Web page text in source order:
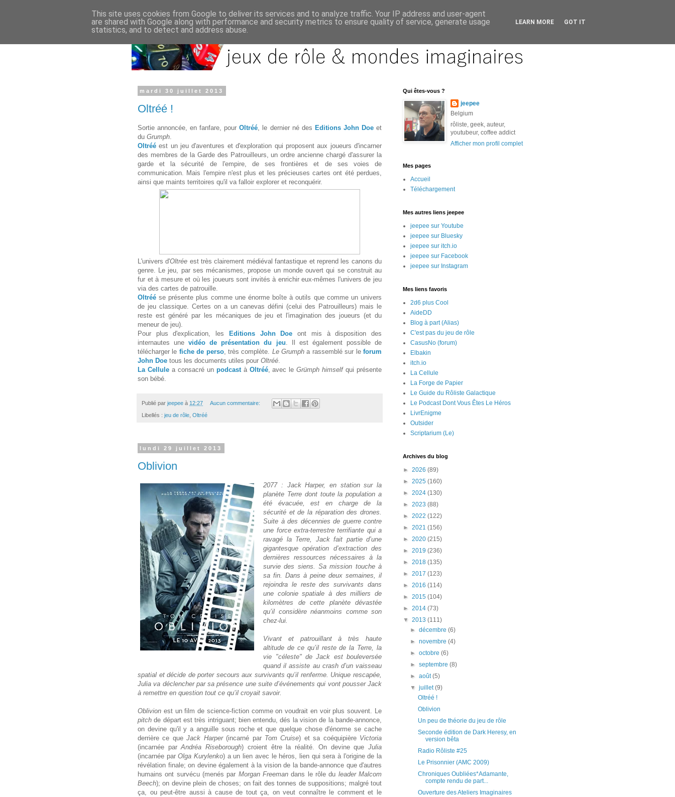
mardi 30 juillet 2013
Oltréé !
Sortie annoncée, en fanfare, pourOltréé , le dernier né des Editions John Doeet
du Grumph
Oltréé est un jeu d'aventures et d'exploration qui proposent aux joueurs d'incarner
des membres de la Garde des Patrouilleurs, un ordre ancienne chargé d'assurer la
garde et la sécurité de l'empire, de ses frontières et de ses voies de
communication. Mais l'empire n'est plus et les précieuses cartes ont été perdues,
ainsi que maints territoires qu'il va falloir explorer et reconquérir.
L'univers d'Oltrée est très clairement médiéval fantastique et reprend les canons du
genre. Le jeu, par ses mécanismes, propose un monde ouvert qui se construit au
fur et à mesure et où les joueurs sont invités à enrichir eux-mêmes l'univers de jeu
via des cartes de patrouille.
Oltréé se présente plus comme une énorme boîte à outils que comme un univers
de jeu classique. Certes on a un canevas défini (celui des Patrouilleurs) mais le
reste est généré par les mécaniques de jeu et l'imagination des joueurs (et du
meneur de jeu).
Pour plus d'explication, les Editions John Doe ont mis à disposition des
internautes unevidéo de présentation du jeu . Il est également possible de
télécharger le fiche de perso, très complète. Le Grumph a rassemblé sur le forum
John Doe tous les documents utiles pour Oltréé
La Cellulea consacré un podcast à Oltréé, avec leGrümph himselfqui présente
son bébé.
Publié par jeepee à 12:27 Aucun commentaire:
Libellés : jeu de rôle Oltréé
lundi 29 juillet 2013
Oblivion
2077 : Jack Harper, en station sur la
planète Terre dont toute la population a
été évacuée, est en charge de la
sécurité et de la réparation des drones.
Suite à des décennies de guerre contre
une force extra-terrestre terrifiante qui a
ravagé la Terre, Jack fait partie d’une
gigantesque opération d’extraction des
dernières ressources nécessaires à la
survie des siens. Sa mission touche à
sa fin. Dans à peine deux semaines, il
rejoindra le reste des survivants dans
une colonie spatiale à des milliers de
kilomètres de cette planète dévastée
qu’il considère néanmoins comme son
chez-lui.
Vivant et patrouillant à très haute
altitude de ce qu’il reste de la Terre, la
vie "céleste" de Jack est bouleversée
quand il assiste au crash d’un vaisseau
spatial et décide de porter secours aux survivants qu’il renferme. Unique rescapée,
Julia va déclencher par sa présence une suite d’événements qui vont pousser Jack
à remettre en question tout ce qu’il croyait savoir.
Oblivion est un film de science-fiction comme on voudrait en voir plus souvent. Le
pitchde départ est très intriguant; bien entendu, dés la vision de la bande-annonce,
on devine qu'il y a anguille sous roche et que quelque chose d'énorme se cache
derrière ce queJack Harper(incarné par Tom Cruise) et sa coéquipière Victoria
(incarnée parAndréa Riseborough) croient être la réalité. On devine queJulia
(incarnée parOlga Kurylenko) a un lien avec le héros, lien qui sera à l'origine de la
révélation finale; on devine également à la vision de la bande-annonce que d'autres
humains ont survécu (menés par Morgan Freeman dans le rôle du leader Malcom
Beech); on devine plein de choses; on fait des tonnes de suppositions; malgré tout
ça, ou peut-être aussi à cause de tout ça, on veut connaître le comment et le
Qui êtes-vous ?
jeepee
Belgium
rôliste, geek, auteur,
youtubeur, coffee addict
Afficher mon profil complet
Mes pages
Accueil
Téléchargement
Mes autres liens jeepee
jeepee sur Youtube
jeepee sur Bluesky
jeepee sur itch.io
jeepee sur Facebook
jeepee sur Instagram
Mes liens favoris
2d6 plus Cool
AideDD
Blog à part (Alias)
C'est pas du jeu de rôle
CasusNo (forum)
Elbakin
itch.io
La Cellule
La Forge de Papier
Le Guide du Rôliste Galactique
Le Podcast Dont Vous Êtes Le Héros
LivrEnigme
Outsider
Scriptarium (Le)
Archives du blog
► 2026 (89)
► 2025 (160)
► 2024 (130)
► 2023 (88)
► 2022 (122)
► 2021 (156)
► 2020 (215)
► 2019 (236)
► 2018 (135)
► 2017 (123)
► 2016 (114)
► 2015 (104)
► 2014 (73)
▼ 2013 (111)
►décembre(6)
►novembre(4)
►octobre(6)
►septembre(8)
►août(5)
▼juillet(9)
Oltréé !
Oblivion
Un peu de théorie du jeu de rôle
Seconde édition de Dark Heresy, en
version bêta
Radio Rôliste #25
Le Prisonnier (AMC 2009)
Chroniques Oubliées*Adamante,
compte rendu de part...
Ouverture des Ateliers Imaginaires
This site uses cookies from Google to deliver its services and to analyze traffic. Your IP address and user-agent
are shared with Google along with performance and security metrics to ensure quality of service, generate usage
statistics, and to detect and address abuse.
LEARN MORE GOT IT